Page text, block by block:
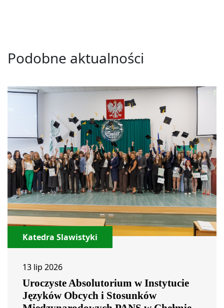
Podobne aktualności
Katedra Slawistyki
13 lip 2026
Uroczyste Absolutorium w Instytucie
Języków Obcych i Stosunków